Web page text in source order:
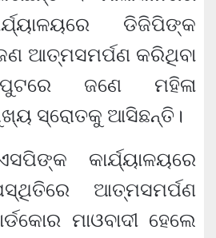
ଡିଜିପିଙ୍କ
ଆତ୍ମସମର୍ପଣ କରିଥିବା
ଜଣେ ମହିଳା
ସ୍ରୋତକୁ ଆସିଛନ୍ତି।
କାର୍ଯ୍ୟାଳୟରେ
ଆତ୍ମସମର୍ପଣ
ମାଓବାଦୀ ହେଲେ